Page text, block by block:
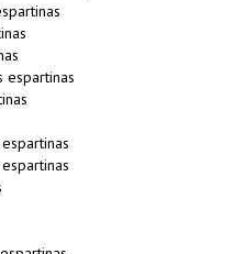
espartinas